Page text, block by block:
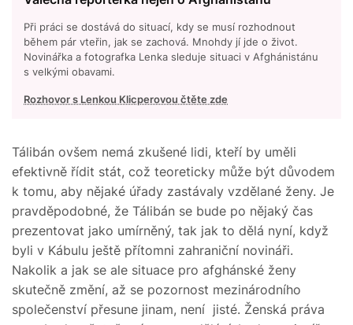
Při práci se dostává do situací, kdy se musí rozhodnout
během pár vteřin, jak se zachová. Mnohdy jí jde o život.
Novinářka a fotografka Lenka sleduje situaci v Afghánistánu
s velkými obavami.
Rozhovor s Lenkou Klicperovou čtěte zde
Tálibán ovšem nemá zkušené lidi, kteří by uměli
efektivně řídit stát, což teoreticky může být důvodem
k tomu, aby nějaké úřady zastávaly vzdělané ženy. Je
pravděpodobné, že Tálibán se bude po nějaký čas
prezentovat jako umírněný, tak jak to dělá nyní, když
byli v Kábulu ještě přítomni zahraniční novináři.
Nakolik a jak se ale situace pro afghánské ženy
skutečně změní, až se pozornost mezinárodního
společenství přesune jinam, není jisté. Ženská práva